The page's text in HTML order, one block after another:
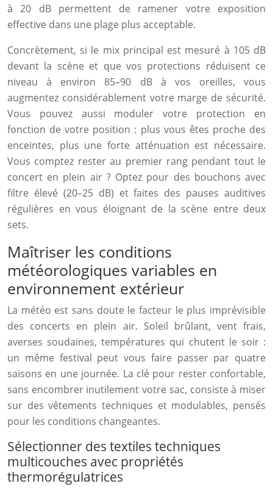
à 20 dB permettent de ramener votre exposition
effective dans une plage plus acceptable.
Concrètement, si le mix principal est mesuré à 105 dB
devant la scène et que vos protections réduisent ce
niveau à environ 85–90 dB à vos oreilles, vous
augmentez considérablement votre marge de sécurité.
Vous pouvez aussi moduler votre protection en
fonction de votre position : plus vous êtes proche des
enceintes, plus une forte atténuation est nécessaire.
Vous comptez rester au premier rang pendant tout le
concert en plein air ? Optez pour des bouchons avec
filtre élevé (20–25 dB) et faites des pauses auditives
régulières en vous éloignant de la scène entre deux
sets.
Maîtriser les conditions
météorologiques variables en
environnement extérieur
La météo est sans doute le facteur le plus imprévisible
des concerts en plein air. Soleil brûlant, vent frais,
averses soudaines, températures qui chutent le soir :
un même festival peut vous faire passer par quatre
saisons en une journée. La clé pour rester confortable,
sans encombrer inutilement votre sac, consiste à miser
sur des vêtements techniques et modulables, pensés
pour les conditions changeantes.
Sélectionner des textiles techniques
multicouches avec propriétés
thermorégulatrices